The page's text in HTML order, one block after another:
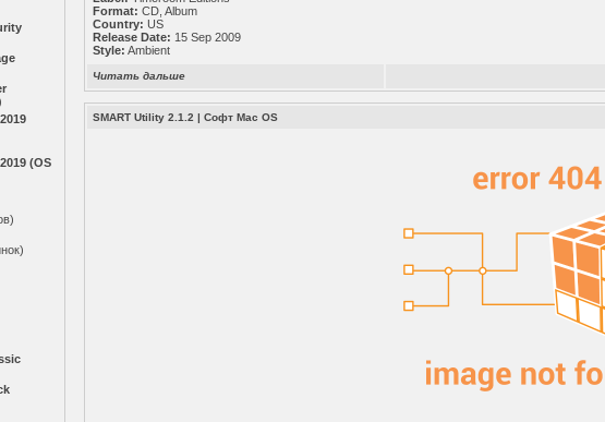
(OS
Format: CD, Album
Country: US
Release Date: 15 Sep 2009
Style: Ambient
Читать дальше
SMART Utility 2.1.2 |Софт Mac OS